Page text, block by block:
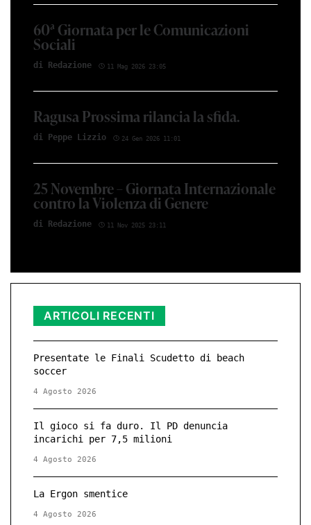
60ª Giornata per le Comunicazioni
Sociali
di Red­azio­ne 11 Mag 2026 23:05
Ragusa Prossima rilancia la sfida.
di Peppe Li­z­zio 24 Gen 2026 11:01
25 Novembre – Giornata Internazionale
contro la Violenza di Genere
di Red­azio­ne 11 Nov 2025 23:11
ARTICOLI RECENTI
Presentate le Finali Scudetto di beach
soccer
4 Agosto 2026
Il gioco si fa duro. Il PD denuncia
incarichi per 7,5 milioni
4 Agosto 2026
La Ergon smentice
4 Agosto 2026